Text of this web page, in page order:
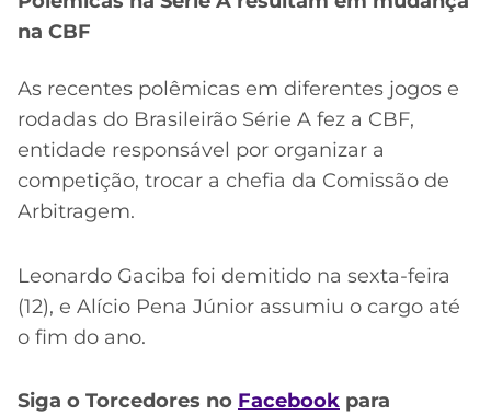
na CBF
As recentes polêmicas em diferentes jogos e
rodadas do Brasileirão Série A fez a CBF,
entidade responsável por organizar a
competição, trocar a chefia da Comissão de
Arbitragem.
Leonardo Gaciba foi demitido na sexta-feira
(12), e Alício Pena Júnior assumiu o cargo até
o fim do ano.
Siga o Torcedores no Facebook para